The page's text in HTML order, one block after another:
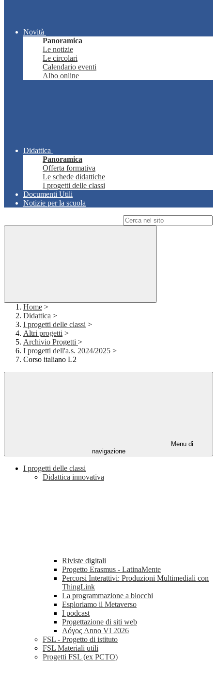
Novità
Panoramica
Le notizie
Le circolari
Calendario eventi
Albo online
Didattica
Panoramica
Offerta formativa
Le schede didattiche
I progetti delle classi
Documenti Utili
Notizie per la scuola
Home >
Didattica >
I progetti delle classi >
Altri progetti >
Archivio Progetti >
I progetti dell'a.s. 2024/2025 >
Corso italiano L2
Menu di
navigazione
I progetti delle classi
Didattica innovativa
Riviste digitali
Progetto Erasmus - LatinaMente
Percorsi Interattivi: Produzioni Multimediali con
ThingLink
La programmazione a blocchi
Esploriamo il Metaverso
I podcast
Progettazione di siti web
Λóγος Anno VI 2026
FSL - Progetto di istituto
FSL Materiali utili
Progetti FSL (ex PCTO)